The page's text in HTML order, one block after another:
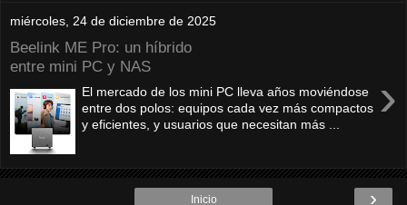
miércoles, 24 de diciembre de 2025
Beelink ME Pro: un híbrido
entre mini PC y NAS
›
El mercado de los mini PC lleva años moviéndose
entre dos polos: equipos cada vez más compactos
y eficientes, y usuarios que necesitan más ...
›
Inicio